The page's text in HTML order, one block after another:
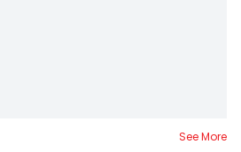
See More